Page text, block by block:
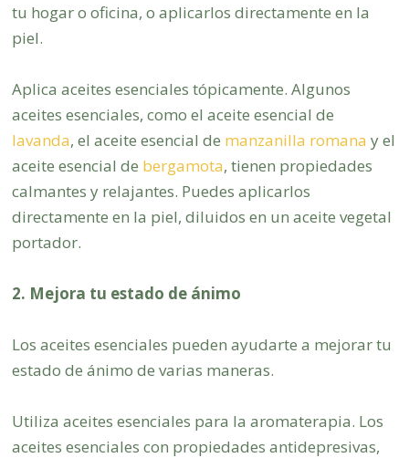
tu hogar o oficina, o aplicarlos directamente en la
piel.
Aplica aceites esenciales tópicamente. Algunos
aceites esenciales, como el aceite esencial de
lavanda, el aceite esencial de manzanilla romana y el
aceite esencial de bergamota, tienen propiedades
calmantes y relajantes. Puedes aplicarlos
directamente en la piel, diluidos en un aceite vegetal
portador.
2. Mejora tu estado de ánimo
Los aceites esenciales pueden ayudarte a mejorar tu
estado de ánimo de varias maneras.
Utiliza aceites esenciales para la aromaterapia. Los
aceites esenciales con propiedades antidepresivas,